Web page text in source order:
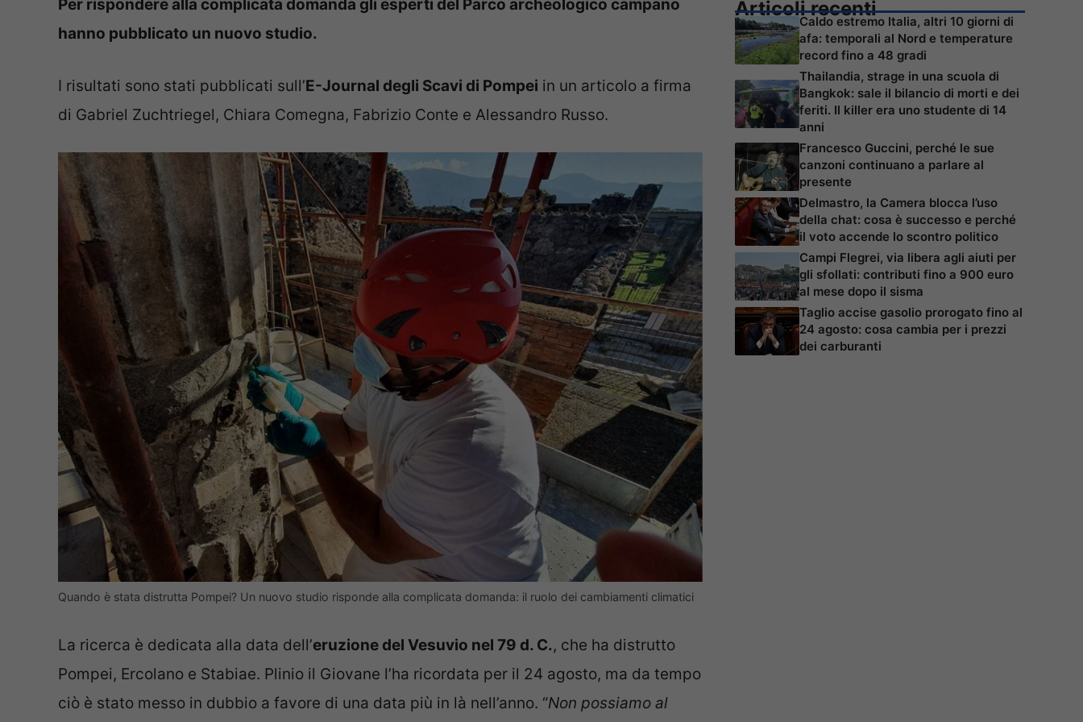
Per rispondere alla complicata domanda gli esperti del Parco archeologico campano
hanno pubblicato un nuovo studio.
I risultati sono stati pubblicati sull’E-Journal degli Scavi di Pompei in un articolo a firma
di Gabriel Zuchtriegel, Chiara Comegna, Fabrizio Conte e Alessandro Russo.
Quando è stata distrutta Pompei? Un nuovo studio risponde alla complicata domanda: il ruolo dei cambiamenti climatici
La ricerca è dedicata alla data dell’eruzione del Vesuvio nel 79 d. C., che ha distrutto
Pompei, Ercolano e Stabiae. Plinio il Giovane l’ha ricordata per il 24 agosto, ma da tempo
ciò è stato messo in dubbio a favore di una data più in là nell’anno. “Non possiamo al
Articoli recenti
Caldo estremo Italia, altri 10 giorni di
afa: temporali al Nord e temperature
record fino a 48 gradi
Thailandia, strage in una scuola di
Bangkok: sale il bilancio di morti e dei
feriti. Il killer era uno studente di 14
anni
Francesco Guccini, perché le sue
canzoni continuano a parlare al
presente
Delmastro, la Camera blocca l’uso
della chat: cosa è successo e perché
il voto accende lo scontro politico
Campi Flegrei, via libera agli aiuti per
gli sfollati: contributi fino a 900 euro
al mese dopo il sisma
Taglio accise gasolio prorogato fino al
24 agosto: cosa cambia per i prezzi
dei carburanti